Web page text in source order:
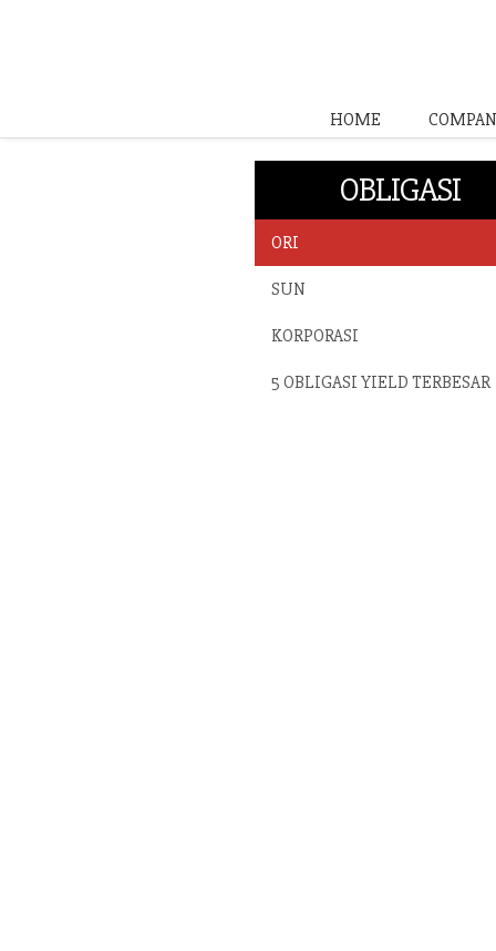
HOME
OBLIGASI
ORI
SUN
KORPORASI
5 OBLIGASI YIELD TERBESAR